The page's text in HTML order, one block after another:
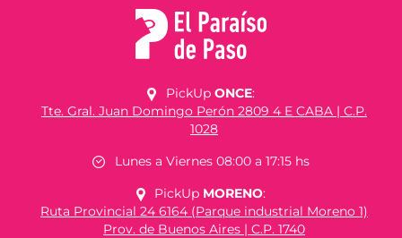
PickUp ONCE:
Tte. Gral. Juan Domingo Perón 2809 4 E CABA | C.P.
1028
Lunes a Viernes 08:00 a 17:15 hs
PickUp MORENO:
Ruta Provincial 24 6164 (Parque industrial Moreno 1)
Prov. de Buenos Aires | C.P. 1740